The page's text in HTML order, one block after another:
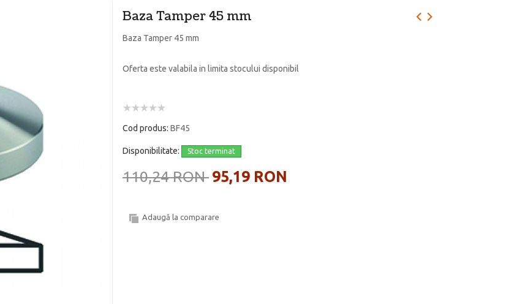
Baza Tamper 45 mm
Baza Tamper 45 mm
Oferta este valabila in limita stocului disponibil
Cod produs: BF45
Disponibilitate: Stoc terminat
110,24 RON 95,19 RON
Adaugă la comparare